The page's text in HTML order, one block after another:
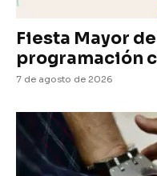
Fiesta Mayor
programación
7 de agosto de 2026